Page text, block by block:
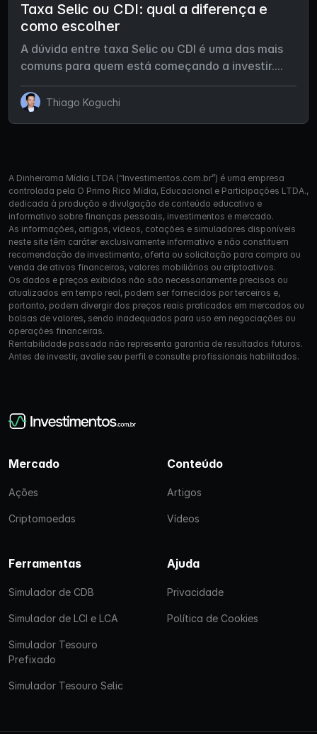
Taxa Selic ou CDI: qual a diferença e
como escolher
A dúvida entre taxa Selic ou CDI é uma das mais
comuns para quem está começando a investir....
Thiago Koguchi
A Dinheirama Mídia LTDA (“Investimentos.com.br”) é uma empresa
controlada pela O Primo Rico Mídia, Educacional e Participações LTDA.,
dedicada à produção e divulgação de conteúdo educativo e
informativo sobre finanças pessoais, investimentos e mercado.
As informações, artigos, vídeos, cotações e simuladores disponíveis
neste site têm caráter exclusivamente informativo e não constituem
recomendação de investimento, oferta ou solicitação para compra ou
venda de ativos financeiros, valores mobiliários ou criptoativos.
Os dados e preços exibidos não são necessariamente precisos ou
atualizados em tempo real, podem ser fornecidos por terceiros e,
portanto, podem divergir dos preços reais praticados em mercados ou
bolsas de valores, sendo inadequados para uso em negociações ou
operações financeiras.
Rentabilidade passada não representa garantia de resultados futuros.
Antes de investir, avalie seu perfil e consulte profissionais habilitados.
Mercado
Ações
Criptomoedas
Conteúdo
Artigos
Vídeos
Ferramentas
Simulador de CDB
Simulador de LCI e LCA
Simulador Tesouro
Prefixado
Simulador Tesouro Selic
Ajuda
Privacidade
Política de Cookies